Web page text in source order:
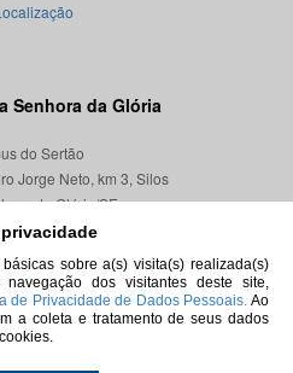
sobre a(s) visita(s) realizada(s)
dos visitantes deste site,
de Privacidade de Dados Pessoais. Ao
a coleta e tratamento de seus dados
Senhora da Glória
do Sertão
Jorge Neto, km 3, Silos
da Glória/SE
49680-000